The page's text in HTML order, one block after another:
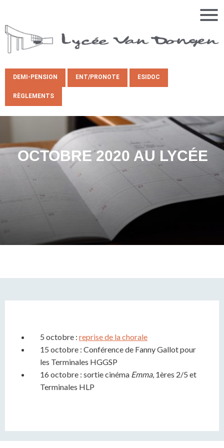
DEMI-PENSION ENT/PRONOTE ESIDOC
RÈGLEMENTS
OCTOBRE 2020 AU LYCÉE
5 octobre : reprise de la chorale
15 octobre : Conférence de Fanny Gallot pour
les Terminales HGGSP
16 octobre : sortie cinéma Emma, 1ères 2/5 et
Terminales HLP